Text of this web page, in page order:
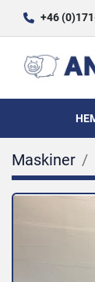
+46
Maskiner